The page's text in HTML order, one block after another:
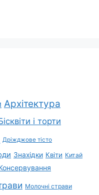
Архітектура
і торти
Дріжджове тісто
Знахідки Квіти Китай
Молочні страви